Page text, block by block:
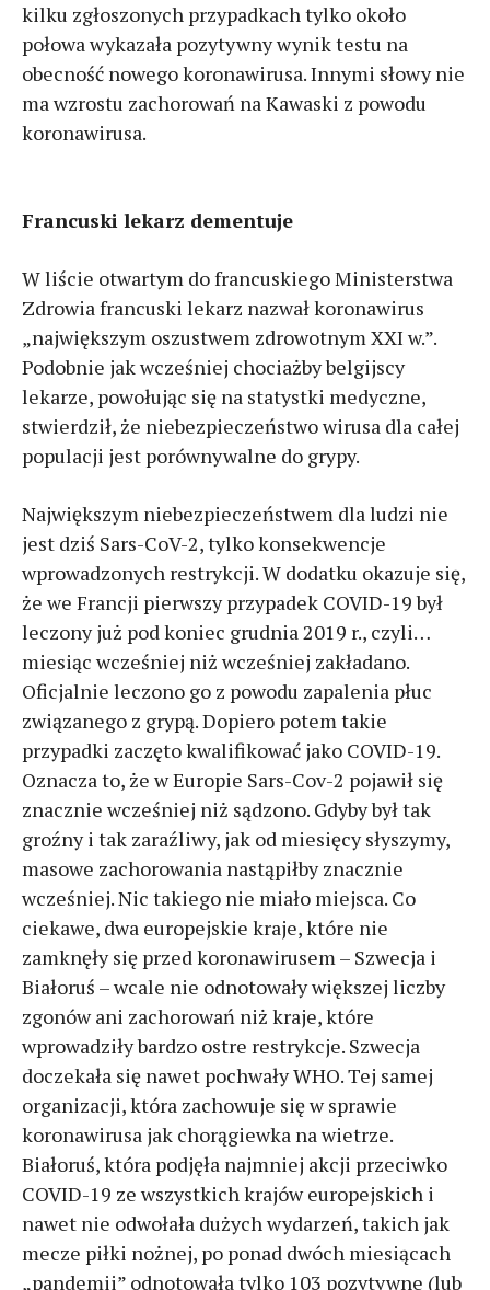
kilku zgłoszonych przypadkach tylko około
połowa wykazała pozytywny wynik testu na
obecność nowego koronawirusa. Innymi słowy nie
ma wzrostu zachorowań na Kawaski z powodu
koronawirusa.
Francuski lekarz dementuje
W liście otwartym do francuskiego Ministerstwa
Zdrowia francuski lekarz nazwał koronawirus
„największym oszustwem zdrowotnym XXI w.”.
Podobnie jak wcześniej chociażby belgijscy
lekarze, powołując się na statystki medyczne,
stwierdził, że niebezpieczeństwo wirusa dla całej
populacji jest porównywalne do grypy.
Największym niebezpieczeństwem dla ludzi nie
jest dziś Sars-CoV-2, tylko konsekwencje
wprowadzonych restrykcji. W dodatku okazuje się,
że we Francji pierwszy przypadek COVID-19 był
leczony już pod koniec grudnia 2019 r., czyli…
miesiąc wcześniej niż wcześniej zakładano.
Oficjalnie leczono go z powodu zapalenia płuc
związanego z grypą. Dopiero potem takie
przypadki zaczęto kwalifikować jako COVID-19.
Oznacza to, że w Europie Sars-Cov-2 pojawił się
znacznie wcześniej niż sądzono. Gdyby był tak
groźny i tak zaraźliwy, jak od miesięcy słyszymy,
masowe zachorowania nastąpiłby znacznie
wcześniej. Nic takiego nie miało miejsca. Co
ciekawe, dwa europejskie kraje, które nie
zamknęły się przed koronawirusem – Szwecja i
Białoruś – wcale nie odnotowały większej liczby
zgonów ani zachorowań niż kraje, które
wprowadziły bardzo ostre restrykcje. Szwecja
doczekała się nawet pochwały WHO. Tej samej
organizacji, która zachowuje się w sprawie
koronawirusa jak chorągiewka na wietrze.
Białoruś, która podjęła najmniej akcji przeciwko
COVID-19 ze wszystkich krajów europejskich i
nawet nie odwołała dużych wydarzeń, takich jak
mecze piłki nożnej, po ponad dwóch miesiącach
„pandemii” odnotowała tylko 103 pozytywne (lub